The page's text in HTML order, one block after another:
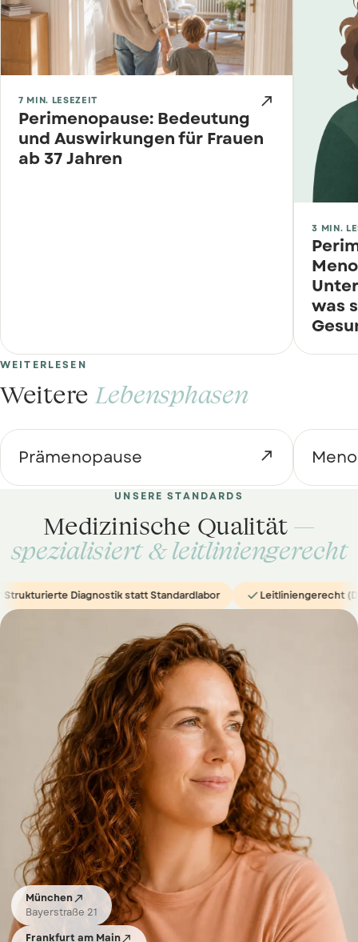
7 MIN. LESEZEIT 
Perimenopause: Bedeutung
und Auswirkungen für Frauen
ab 37 Jahren
3 MIN.
was
WEITERLESEN
Weitere Lebensphasen
Prämenopause 
UNSERE STANDARDS
Medizinische Qualität —
spezialisiert & leitliniengerecht
Diagnostik statt Standardlabor Leitliniengerecht (DMG &
München
Bayerstraße 21
Frankfurt am Main